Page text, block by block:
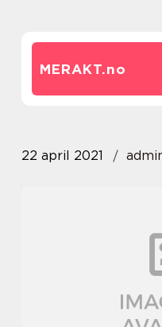
MERAKT.no
22 april 2021